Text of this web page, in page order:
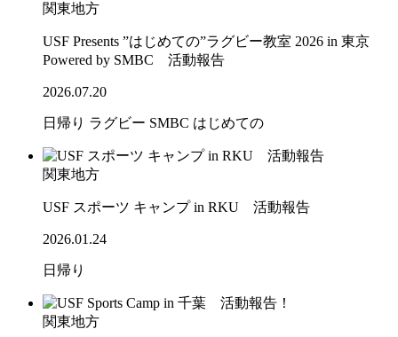
関東地方
USF Presents ”はじめての”ラグビー教室 2026 in 東京
Powered by SMBC 活動報告
2026.07.20
日帰り ラグビー SMBC はじめての
関東地方
USF スポーツ キャンプ in RKU 活動報告
2026.01.24
日帰り
関東地方